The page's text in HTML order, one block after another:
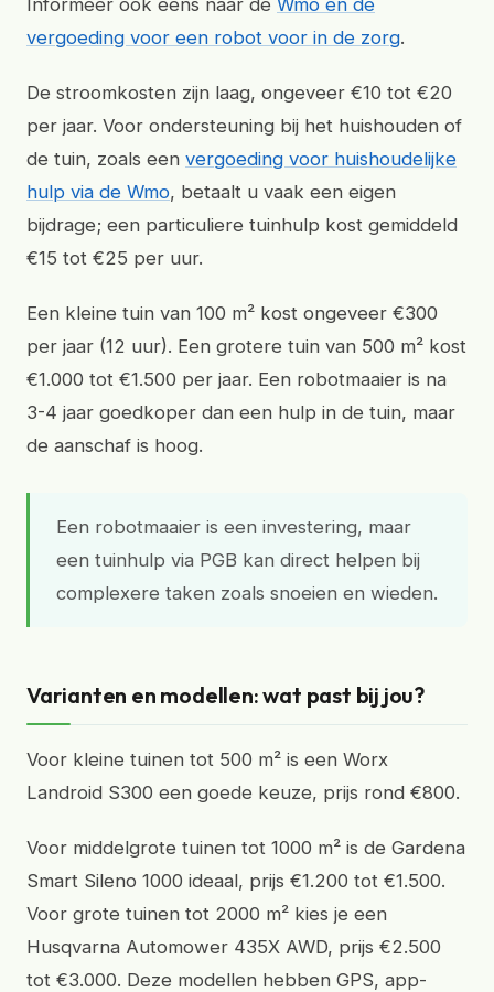
Informeer ook eens naar de Wmo en de
vergoeding voor een robot voor in de zorg.
De stroomkosten zijn laag, ongeveer €10 tot €20
per jaar. Voor ondersteuning bij het huishouden of
de tuin, zoals een vergoeding voor huishoudelijke
hulp via de Wmo, betaalt u vaak een eigen
bijdrage; een particuliere tuinhulp kost gemiddeld
€15 tot €25 per uur.
Een kleine tuin van 100 m² kost ongeveer €300
per jaar (12 uur). Een grotere tuin van 500 m² kost
€1.000 tot €1.500 per jaar. Een robotmaaier is na
3-4 jaar goedkoper dan een hulp in de tuin, maar
de aanschaf is hoog.
Een robotmaaier is een investering, maar
een tuinhulp via PGB kan direct helpen bij
complexere taken zoals snoeien en wieden.
Varianten en modellen: wat past bij jou?
Voor kleine tuinen tot 500 m² is een Worx
Landroid S300 een goede keuze, prijs rond €800.
Voor middelgrote tuinen tot 1000 m² is de Gardena
Smart Sileno 1000 ideaal, prijs €1.200 tot €1.500.
Voor grote tuinen tot 2000 m² kies je een
Husqvarna Automower 435X AWD, prijs €2.500
tot €3.000. Deze modellen hebben GPS, app-